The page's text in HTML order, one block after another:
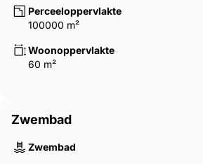
Perceeloppervlakte
100000 m²
Woonoppervlakte
60 m²
Zwembad
Zwembad